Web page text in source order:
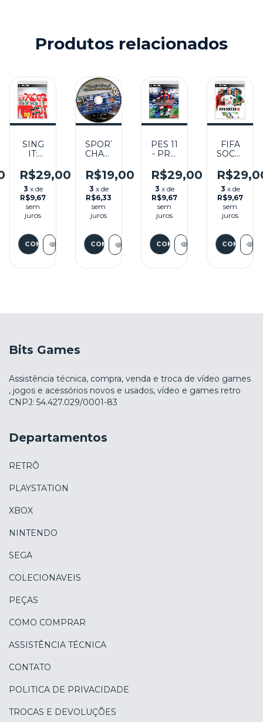
Produtos relacionados
SING
IT:
SCHOOL
MUSIC
3
SEMINOVO
- PS3
R$29,00
3 x de
R$9,67
sem
juros
SPORTS
CHAMPIONS
(SEM
CAPA)
- PS3
R$19,00
3 x de
R$6,33
sem
juros
PES 11
- PRO
SOCCER
2011
SEMINOVO
- PS3
R$29,00
3 x de
R$9,67
sem
juros
FIFA
SOCCER
– PS3
3 x de
R$9,67
sem
juros
Bits Games
Assistência técnica, compra, venda e troca de vídeo games
, jogos e acessórios novos e usados, vídeo e games retro
CNPJ: 54.427.029/0001-83
Departamentos
RETRÔ
PLAYSTATION
XBOX
NINTENDO
SEGA
COLECIONAVEIS
PEÇAS
COMO COMPRAR
ASSISTÊNCIA TÉCNICA
CONTATO
POLITICA DE PRIVACIDADE
TROCAS E DEVOLUÇÕES